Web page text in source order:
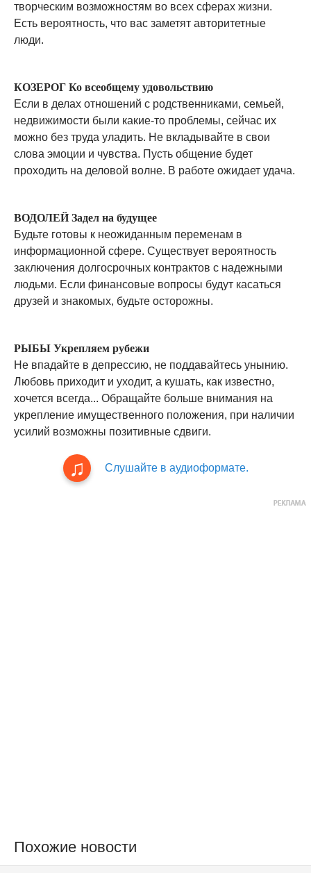
творческим возможностям во всех сферах жизни.
Есть вероятность, что вас заметят авторитетные
люди.
КОЗЕРОГ Ко всеобщему удовольствию
Если в делах отношений с родственниками, семьей,
недвижимости были какие-то проблемы, сейчас их
можно без труда уладить. Не вкладывайте в свои
слова эмоции и чувства. Пусть общение будет
проходить на деловой волне. В работе ожидает удача.
ВОДОЛЕЙ Задел на будущее
Будьте готовы к неожиданным переменам в
информационной сфере. Существует вероятность
заключения долгосрочных контрактов с надежными
людьми. Если финансовые вопросы будут касаться
друзей и знакомых, будьте осторожны.
РЫБЫ Укрепляем рубежи
Не впадайте в депрессию, не поддавайтесь унынию.
Любовь приходит и уходит, а кушать, как известно,
хочется всегда... Обращайте больше внимания на
укрепление имущественного положения, при наличии
усилий возможны позитивные сдвиги.
Слушайте в аудиоформате.
Похожие новости